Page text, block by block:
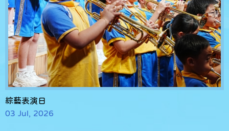
綜藝表演日
03 Jul, 2026